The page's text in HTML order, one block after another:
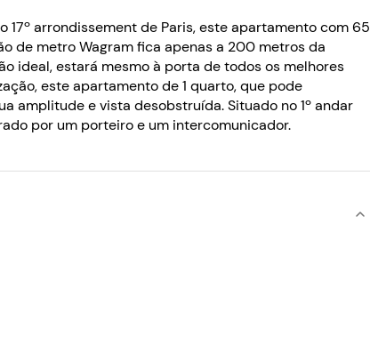
arrondissement de Paris, este apartamento com 65
de metro Wagram fica apenas a 200 metros da
ideal, estará mesmo à porta de todos os melhores
este apartamento de 1 quarto, que pode
amplitude e vista desobstruída. Situado no 1º andar
por um porteiro e um intercomunicador.